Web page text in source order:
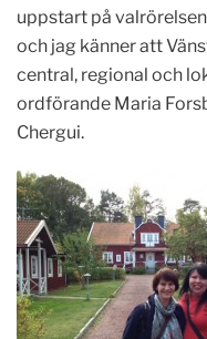
uppstart på
och jag känner att
central, regional och
ordförande Maria
Chergui.